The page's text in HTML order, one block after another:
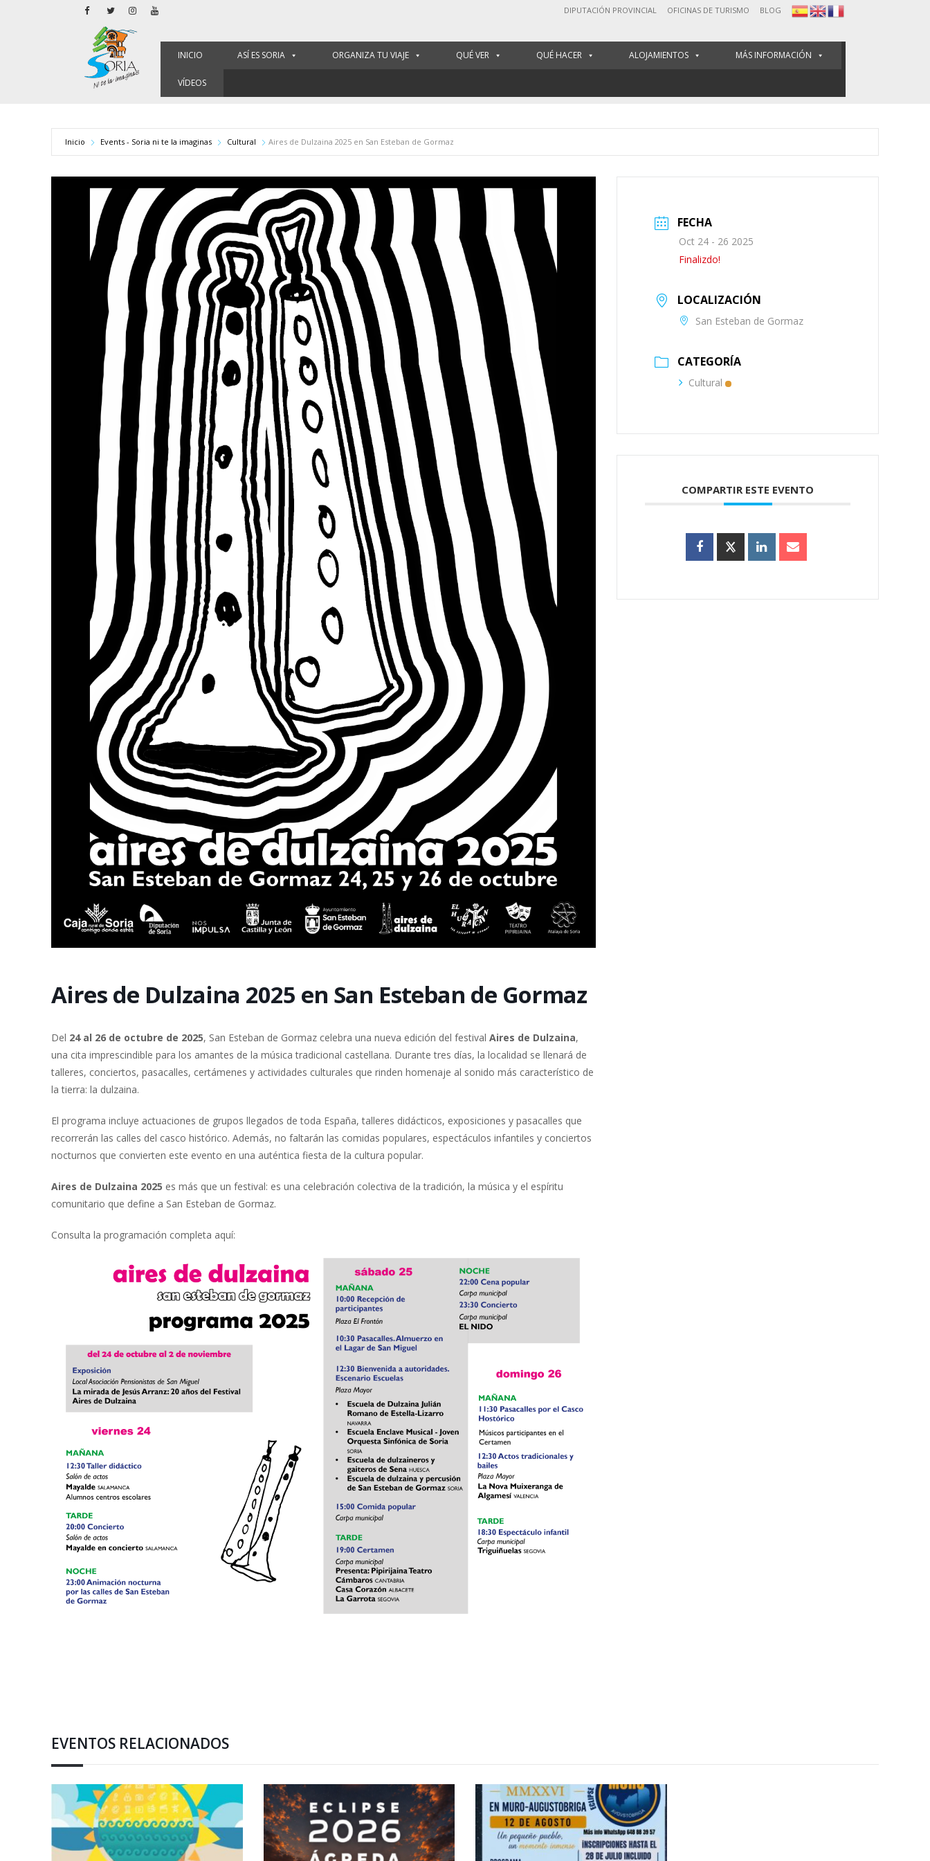
DIPUTACIÓN PROVINCIAL OFICINAS DE TURISMO BLOG
INICIO ASÍ ES SORIA ORGANIZA TU VIAJE QUÉ VER QUÉ HACER ALOJAMIENTOS MÁS INFORMACIÓN
VÍDEOS
Inicio Events - Soria ni te la imaginas Cultural Aires de Dulzaina 2025 en San Esteban de Gormaz
Aires de Dulzaina 2025 en San Esteban de Gormaz
Del 24 al 26 de octubre de 2025, San Esteban de Gormaz celebra una nueva edición del festival Aires de Dulzaina,
una cita imprescindible para los amantes de la música tradicional castellana. Durante tres días, la localidad se llenará de
talleres, conciertos, pasacalles, certámenes y actividades culturales que rinden homenaje al sonido más característico de
la tierra: la dulzaina.
El programa incluye actuaciones de grupos llegados de toda España, talleres didácticos, exposiciones y pasacalles que
recorrerán las calles del casco histórico. Además, no faltarán las comidas populares, espectáculos infantiles y conciertos
nocturnos que convierten este evento en una auténtica fiesta de la cultura popular.
Aires de Dulzaina 2025 es más que un festival: es una celebración colectiva de la tradición, la música y el espíritu
comunitario que define a San Esteban de Gormaz.
Consulta la programación completa aquí:
FECHA
Oct 24 - 26 2025
Finalizdo!
LOCALIZACIÓN
San Esteban de Gormaz
CATEGORÍA
Cultural
COMPARTIR ESTE EVENTO
EVENTOS RELACIONADOS